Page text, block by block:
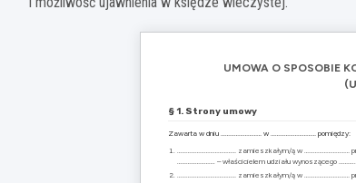
UMOWA O SPOSOBIE
§ 1. Strony umowy
Zawarta w dniu ……………………… w ………………………… pomiędzy:
………………………………… zamieszkałym/ą w …………………………
……………………. – właścicielem udziału wynoszącego
………………………………… zamieszkałym/ą w …………………………